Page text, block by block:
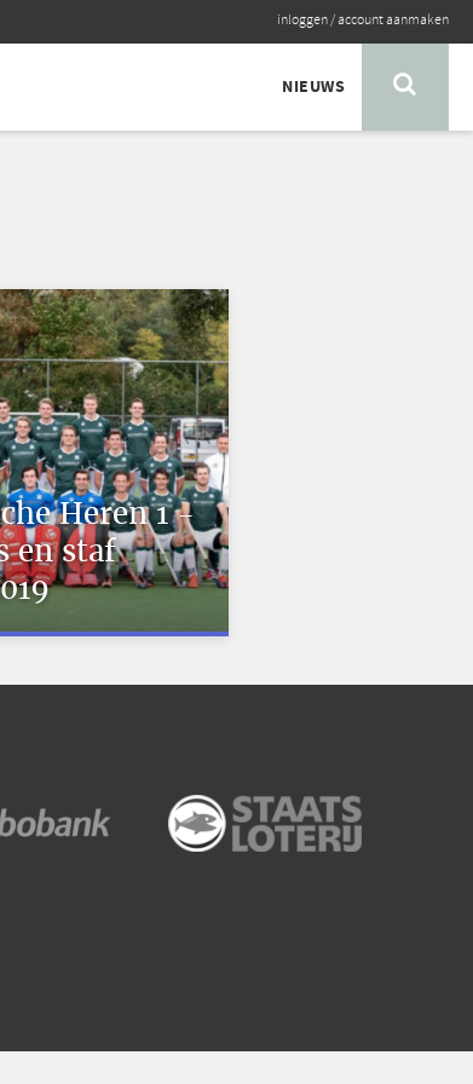
inloggen/account aanmaken
NIEUWS
Heren 1 -
en staf